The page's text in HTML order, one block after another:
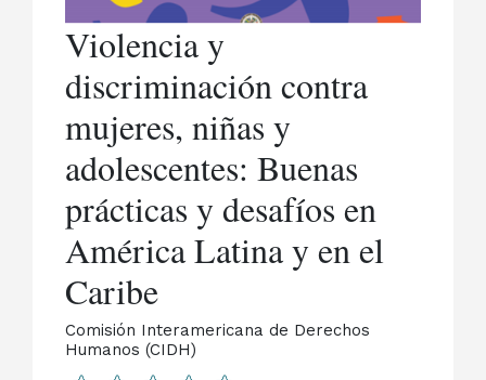
Violencia y
discriminación contra
mujeres, niñas y
adolescentes: Buenas
prácticas y desafíos en
América Latina y en el
Caribe
Comisión Interamericana de Derechos
Humanos (CIDH)